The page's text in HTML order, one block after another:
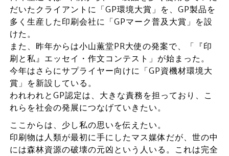
だいたクライアントに「GP環境大賞」を、GP製品を
多く生産した印刷会社に「GPマーク普及大賞」を設
けた。
また、昨年からは小山薫堂PR大使の発案で、「『印
刷と私』エッセイ・作文コンテスト」が始まった。
今年はさらにサプライヤー向けに「GP資機材環境大
賞」を新設している。
われわれとGP認定は、大きな責務を担っており、こ
れらを社会の発展につなげていきたい。
ここからは、少し私の思いを伝えたい。
印刷物は人類が最初に手にしたマス媒体だが、世の中
には森林資源の破壊の元凶という人いる。これは完全